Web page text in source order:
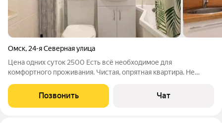
Омск, 24-я Северная улица
Цена одних суток 2500 Есть всё необходимое для
комфортного проживания. Чистая, опрятная квартира. Не
Позвонить Чат